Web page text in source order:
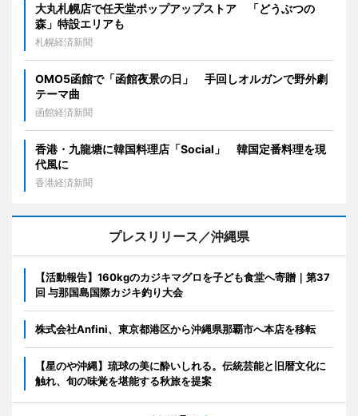
大丸札幌店で任天堂ポップアップストア 「どうぶつの
森」特設エリアも
札幌経済新聞
OMO5函館で「函館夜景の日」 手回しオルガンで野外劇
テーマ曲
函館経済新聞
香港・九龍塘に韓国料理店「Social」 韓国定番料理を現
代風に
香港経済新聞
プレスリリース／沖縄県
【活動報告】160kgのカジキマグロを子ども食堂へ寄贈｜第37
回 与那国島国際カジキ釣り大会
株式会社Anfini、東京都港区から沖縄県那覇市へ本店を移転
【星のや沖縄】琉球の美に酔いしれる。伝統芸能と旧暦文化に
触れ、旬の味覚を堪能する秋旅を提案